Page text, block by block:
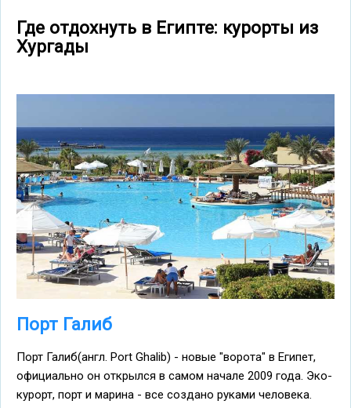
Где отдохнуть в Египте: курорты из
Хургады
Порт Галиб
Порт Галиб(англ. Port Ghalib) - новые "ворота" в Египет,
официально он открылся в самом начале 2009 года. Эко-
курорт, порт и марина - все создано руками человека.